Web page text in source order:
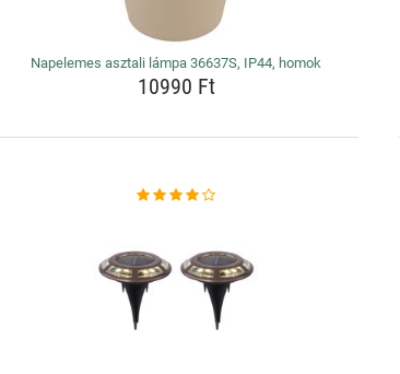
Napelemes asztali lámpa 36637S, IP44, homok
10990 Ft